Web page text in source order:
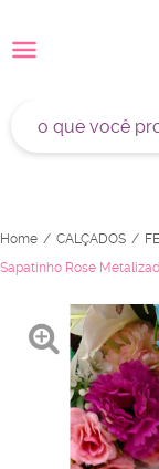
Home CALÇADOS
Sapatinho Rose